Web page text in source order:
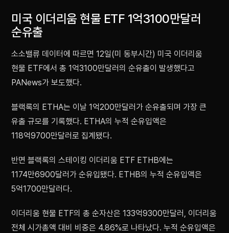
미국 이더리움 현물 ETF 1억3100만달러
순유출
소소밸류 데이터에 따르면 12일(미 동부시간) 미국 이더리움
현물 ETF에서 총 1억3100만달러의 순유출이 발생했다고
PANews가 보도했다.
블랙록의 ETHA는 이날 1억200만달러가 순유출되며 가장 큰
유출 규모를 기록했다. ETHA의 누적 순유입액은
118억9700만달러로 집계됐다.
반면 블랙록의 스테이킹 이더리움 ETF ETHB에는
1174만6900달러가 순유입됐다. ETHB의 누적 순유입액은
5억1700만달러다.
이더리움 현물 ETF의 총 순자산은 133억9300만달러, 이더리움
전체 시가총액 대비 비중은 4.86%로 나타났다. 누적 순유입액은